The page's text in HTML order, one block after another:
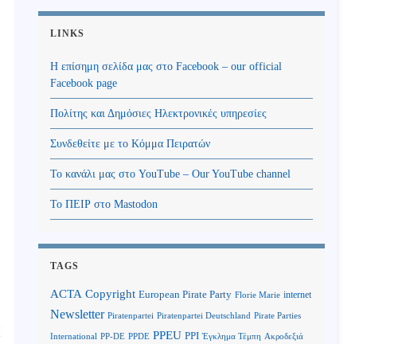
LINKS
Η επίσημη σελίδα μας στο Facebook – our official
Facebook page
Πολίτης και Δημόσιες Ηλεκτρονικές υπηρεσίες
Συνδεθείτε με το Κόμμα Πειρατών
Το κανάλι μας στο YouTube – Our YouTube channel
Το ΠΕΙΡ στο Mastodon
TAGS
ACTA Copyright European Pirate Party Florie Marie internet
Newsletter Piratenpartei Piratenpartei Deutschland Pirate Parties
International PP-DE PPDE PPEU PPI Έγκλημα Τέμπη Ακροδεξιά